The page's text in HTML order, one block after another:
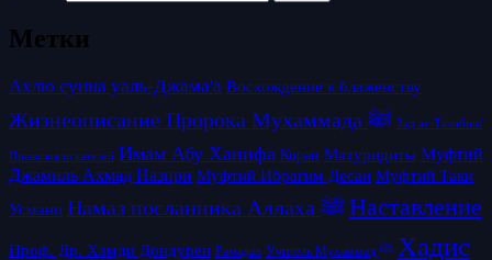
Метки
Ахлю сунна уаль-Джама'а Восхождение к блаженству
Жизнеописание Пророка Мухаммада ﷺ Зад ат-Талибин/
Провизия искателей Имам Абу Ханифа Коран Матуридиты Муфтий
Джамиль Ахмад Назири Муфтий Ибрагим Десаи Муфтий Таки
Усмани
Намаз посланника Аллаха ﷺ Наставление
Проф. Др. Хамди Дондурен Рамадан Учитель Мухаммад ﷺ Хадис